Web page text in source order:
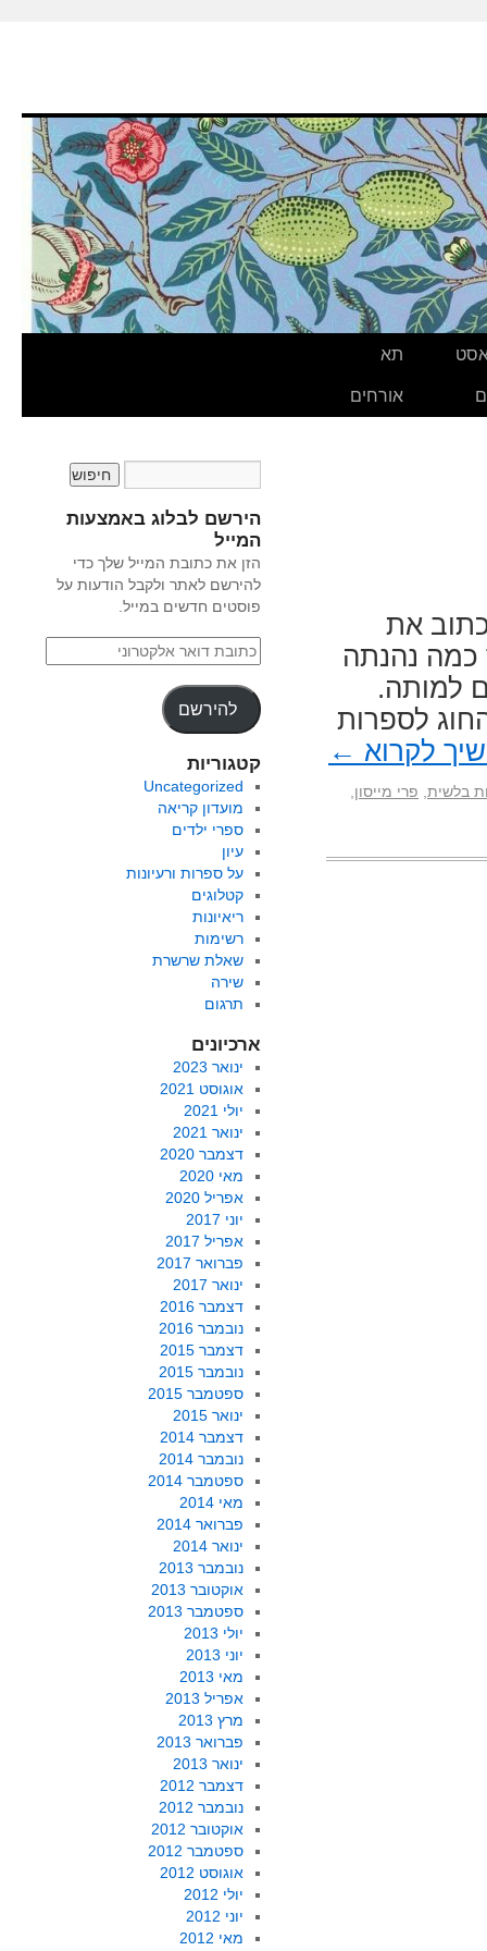
תא
אורחים
את
כמה נהנתה
שבע שנים למותה.
לספרות
לקרוא ←
בלשית פרי מייסון
הירשם לבלוג באמצעות
המייל
הזן את כתובת המייל שלך כדי
להירשם לאתר ולקבל הודעות על
פוסטים חדשים במייל.
להירשם
קטגוריות
Uncategorized
מועדון קריאה
ספרי ילדים
עיון
על ספרות ורעיונות
קטלוגים
ריאיונות
רשימות
שאלת שרשרת
שירה
תרגום
ארכיונים
ינואר 2023
אוגוסט 2021
יולי 2021
ינואר 2021
דצמבר 2020
מאי 2020
אפריל 2020
יוני 2017
אפריל 2017
פברואר 2017
ינואר 2017
דצמבר 2016
נובמבר 2016
דצמבר 2015
נובמבר 2015
ספטמבר 2015
ינואר 2015
דצמבר 2014
נובמבר 2014
ספטמבר 2014
מאי 2014
פברואר 2014
ינואר 2014
נובמבר 2013
אוקטובר 2013
ספטמבר 2013
יולי 2013
יוני 2013
מאי 2013
אפריל 2013
מרץ 2013
פברואר 2013
ינואר 2013
דצמבר 2012
נובמבר 2012
אוקטובר 2012
ספטמבר 2012
אוגוסט 2012
יולי 2012
יוני 2012
מאי 2012